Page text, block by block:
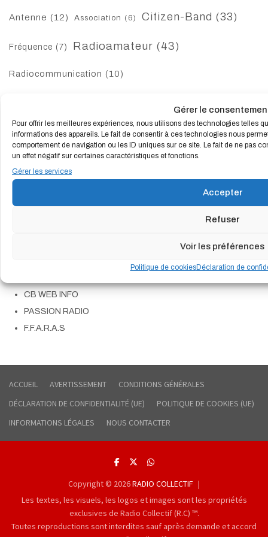
Gérer le
Pour offrir les meilleures expériences, nous utilisons des technologies telles
informations des appareils. Le fait de consentir à ces technologies nous
comportement de navigation ou les ID uniques sur ce site. Le fait de ne pas
un effet négatif sur certaines caractéristiques et fonctions.
Gérer les services
Accepter
Refuser
Voir les préférences
Politique de cookiesDéclaration de
Antenne (12) Association (6) Citizen-Band (33)
Fréquence (7) Radioamateur (43)
Radiocommunication (10)
DERNIERS ARTICLES
F.F.A.R.A.S. : LA RADIOCOMMUNICATION S’ORGANISE AU
SERVICE DE TOUS
LE LPD DANS LA RADIOCOMMUNICATION
LES RADIO-CLUBS EN FRANCE
CB WEB INFO
PASSION RADIO
F.F.A.R.A.S
ACCUEIL AVERTISSEMENT
CONDITIONS GÉNÉRALES
DÉCLARATION DE CONFIDENTIALITÉ (UE)
POLITIQUE DE COOKIES (UE)
INFORMATIONS LÉGALES
NOUS CONTACTER
Copyright © 2026RADIO COLLECTIF
Les textes, les visuels, les logos et images sont les propriétés
exclusives de Radio Collectif (R.C) ™.
Toutes reproductions sont interdites sauf après demande et accord